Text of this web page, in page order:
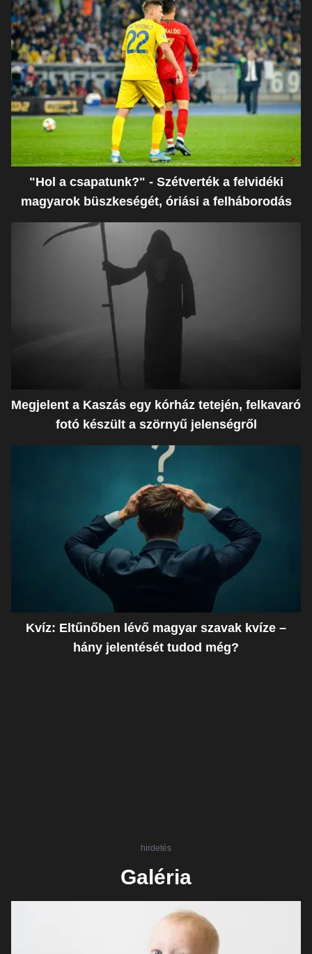
"Hol a csapatunk?" - Szétverték a felvidéki
magyarok büszkeségét, óriási a felháborodás
Megjelent a Kaszás egy kórház tetején, felkavaró
fotó készült a szörnyű jelenségről
Kvíz: Eltűnőben lévő magyar szavak kvíze –
hány jelentését tudod még?
hirdetés
Galéria